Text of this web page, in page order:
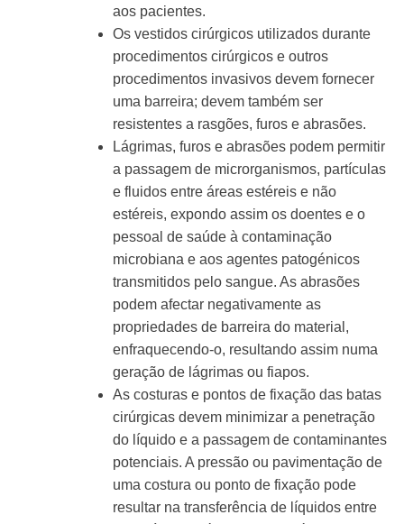
aos pacientes.
Os vestidos cirúrgicos utilizados durante
procedimentos cirúrgicos e outros
procedimentos invasivos devem fornecer
uma barreira; devem também ser
resistentes a rasgões, furos e abrasões.
Lágrimas, furos e abrasões podem permitir
a passagem de microrganismos, partículas
e fluidos entre áreas estéreis e não
estéreis, expondo assim os doentes e o
pessoal de saúde à contaminação
microbiana e aos agentes patogénicos
transmitidos pelo sangue. As abrasões
podem afectar negativamente as
propriedades de barreira do material,
enfraquecendo-o, resultando assim numa
geração de lágrimas ou fiapos.
As costuras e pontos de fixação das batas
cirúrgicas devem minimizar a penetração
do líquido e a passagem de contaminantes
potenciais. A pressão ou pavimentação de
uma costura ou ponto de fixação pode
resultar na transferência de líquidos entre